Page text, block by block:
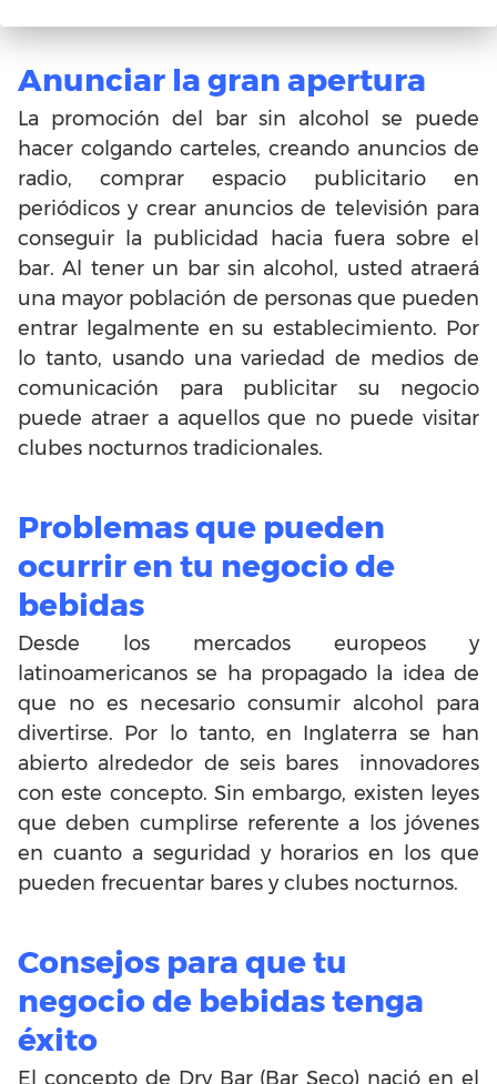
Anunciar la gran apertura
La promoción del bar sin alcohol se puede
hacer colgando carteles, creando anuncios de
radio, comprar espacio publicitario en
periódicos y crear anuncios de televisión para
conseguir la publicidad hacia fuera sobre el
bar. Al tener un bar sin alcohol, usted atraerá
una mayor población de personas que pueden
entrar legalmente en su establecimiento. Por
lo tanto, usando una variedad de medios de
comunicación para publicitar su negocio
puede atraer a aquellos que no puede visitar
clubes nocturnos tradicionales.
Problemas que pueden
ocurrir en tu negocio de
bebidas
Desde los mercados europeos y
latinoamericanos se ha propagado la idea de
que no es necesario consumir alcohol para
divertirse. Por lo tanto, en Inglaterra se han
abierto alrededor de seis bares innovadores
con este concepto. Sin embargo, existen leyes
que deben cumplirse referente a los jóvenes
en cuanto a seguridad y horarios en los que
pueden frecuentar bares y clubes nocturnos.
Consejos para que tu
negocio de bebidas tenga
éxito
El concepto de Dry Bar (Bar Seco) nació en el